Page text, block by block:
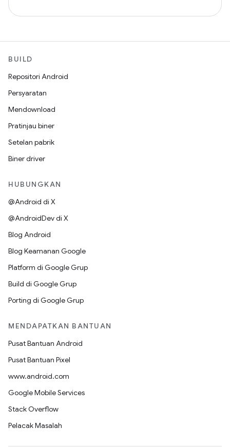
BUILD
Repositori Android
Persyaratan
Mendownload
Pratinjau biner
Setelan pabrik
Biner driver
HUBUNGKAN
@Android di X
@AndroidDev di X
Blog Android
Blog Keamanan Google
Platform di Google Grup
Build di Google Grup
Porting di Google Grup
MENDAPATKAN BANTUAN
Pusat Bantuan Android
Pusat Bantuan Pixel
www.android.com
Google Mobile Services
Stack Overflow
Pelacak Masalah